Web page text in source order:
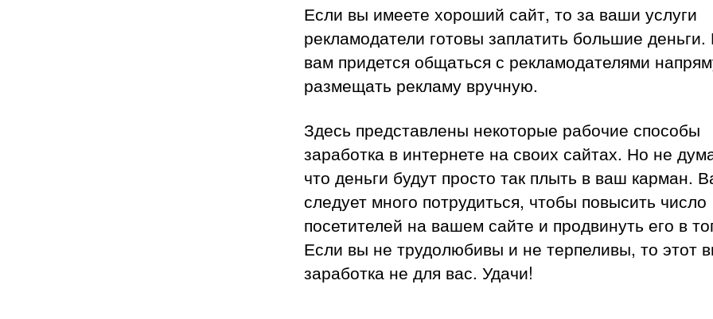
Если вы имеете хороший сайт, то за ваши услуги
рекламодатели готовы заплатить большие деньги.
вам придется общаться с рекламодателями
размещать рекламу вручную.
Здесь представлены некоторые рабочие способы
заработка в интернете на своих сайтах. Но не
что деньги будут просто так плыть в ваш карман.
следует много потрудиться, чтобы повысить число
посетителей на вашем сайте и продвинуть его в
Если вы не трудолюбивы и не терпеливы, то этот
заработка не для вас. Удачи!